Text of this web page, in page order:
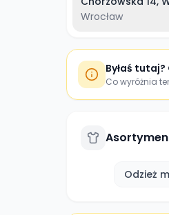
Wrocław
Byłaś tutaj?
Co wyróżnia
Odzież